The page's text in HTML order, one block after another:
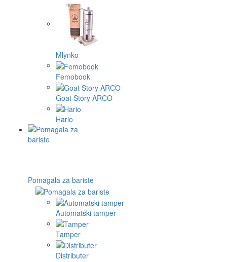
Mlynko
Femobook
Goat Story ARCO
Hario
Pomagala za bariste
Automatski tamper
Tamper
Distributer